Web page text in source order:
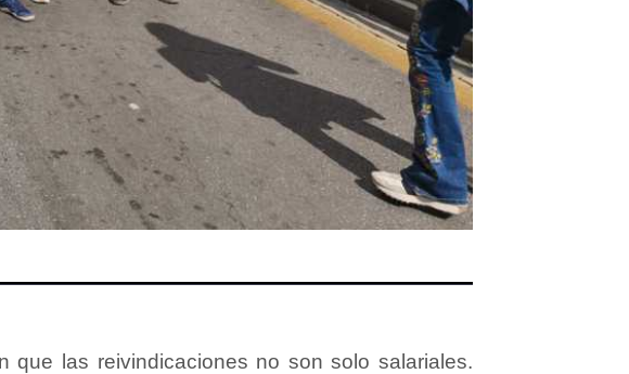
que las reivindicaciones no son solo salariales.